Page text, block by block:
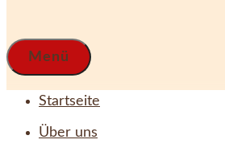
Menü
Startseite
Über uns